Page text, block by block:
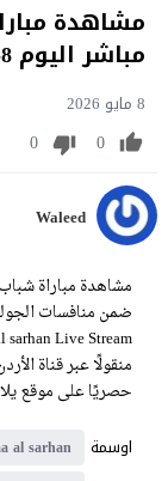
مشاهدة
مباشر اليوم 8-5-2026 قمة ستاد عمان الدولي
8 مايو 2026
0
0
Waleed
حصريًا على موقع
اوسمة
al sarhan